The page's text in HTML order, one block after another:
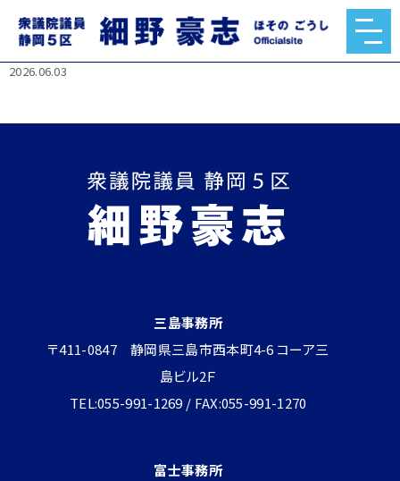
バズーカ岡田先生直伝！ 細野豪志筋トレ武者修行！「肩ト
レ・ケーブルトレ編」
2026.06.03
三島事務所
〒411-0847 静岡県三島市西本町4-6 コーア三
島ビル2Ｆ
TEL:055-991-1269 / FAX:055-991-1270
富士事務所